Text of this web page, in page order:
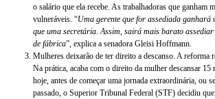
o salário que ela recebe. As trabalhadoras que ganham
vulneráveis. “Uma gerente que for assediada
que uma secretária. Assim, sairá mais barato
de fábrica”, explica a senadora Gleisi Hoffmann.
Mulheres deixarão de ter direito a descanso. A reforma
Na prática, acaba com o direito da mulher descansar
hoje, antes de começar uma jornada extraordinária, ou
passado, o Superior Tribunal Federal (STF) decidiu